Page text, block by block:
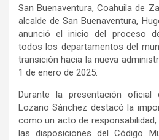
San Buenaventura, Coahuila de
alcalde de San Buenaventura,
anunció el inicio del proceso
todos los departamentos del
transición hacia la nueva
1 de enero de 2025.
Durante la presentación oficial
Lozano Sánchez destacó la
como un acto de
las disposiciones del Código